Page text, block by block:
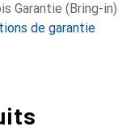
Garantie (Bring-in)
de garantie